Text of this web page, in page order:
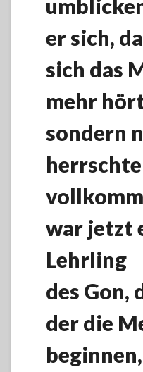
er sich,
sich das
mehr
sondern
herrschte
war jetzt
Lehrling
des Gon,
der die